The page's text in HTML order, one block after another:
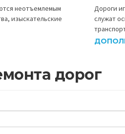
неотъемлемым
изыскательские
Дороги
служат
дорог